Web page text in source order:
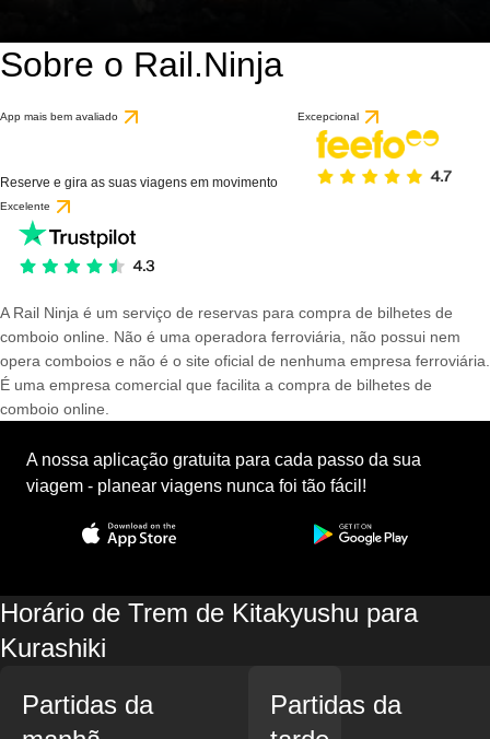
Sobre o Rail.Ninja
App mais bem avaliado
Reserve e gira as suas viagens em movimento
Excepcional
Excelente
A Rail Ninja é um serviço de reservas para compra de bilhetes de
comboio online. Não é uma operadora ferroviária, não possui nem
opera comboios e não é o site oficial de nenhuma empresa ferroviária.
É uma empresa comercial que facilita a compra de bilhetes de
comboio online.
A nossa aplicação gratuita para cada passo da sua
viagem - planear viagens nunca foi tão fácil!
Horário de Trem de Kitakyushu para
Kurashiki
Partidas da
Partidas da